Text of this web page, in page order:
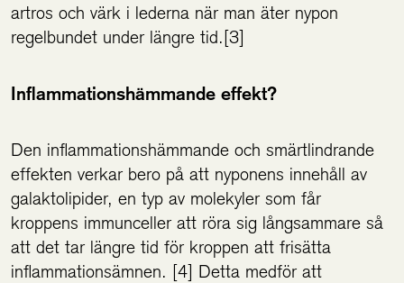
artros och värk i lederna när man äter nypon
regelbundet under längre tid.[3]
Inflammationshämmande effekt?
Den inflammationshämmande och smärtlindrande
effekten verkar bero på att nyponens innehåll av
galaktolipider, en typ av molekyler som får
kroppens immunceller att röra sig långsammare så
att det tar längre tid för kroppen att frisätta
inflammationsämnen. [4] Detta medför att